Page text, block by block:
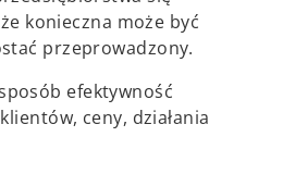
konieczna może być
przeprowadzony.
efektywność
ceny, działania